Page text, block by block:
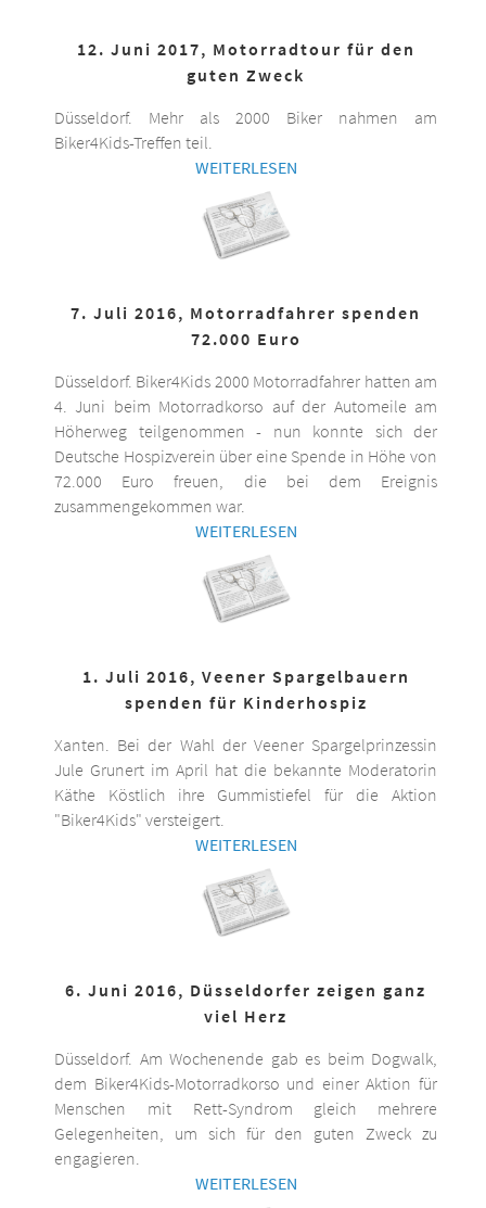
12. Juni 2017, Motorradtour für den
guten Zweck
Düsseldorf. Mehr als 2000 Biker nahmen am
Biker4Kids-Treffen teil.
WEITERLESEN
7. Juli 2016, Motorradfahrer spenden
72.000 Euro
Düsseldorf. Biker4Kids 2000 Motorradfahrer hatten am
4. Juni beim Motorradkorso auf der Automeile am
Höherweg teilgenommen - nun konnte sich der
Deutsche Hospizverein über eine Spende in Höhe von
72.000 Euro freuen, die bei dem Ereignis
zusammengekommen war.
WEITERLESEN
1. Juli 2016, Veener Spargelbauern
spenden für Kinderhospiz
Xanten. Bei der Wahl der Veener Spargelprinzessin
Jule Grunert im April hat die bekannte Moderatorin
Käthe Köstlich ihre Gummistiefel für die Aktion
"Biker4Kids" versteigert.
WEITERLESEN
6. Juni 2016, Düsseldorfer zeigen ganz
viel Herz
Düsseldorf. Am Wochenende gab es beim Dogwalk,
dem Biker4Kids-Motorradkorso und einer Aktion für
Menschen mit Rett-Syndrom gleich mehrere
Gelegenheiten, um sich für den guten Zweck zu
engagieren.
WEITERLESEN